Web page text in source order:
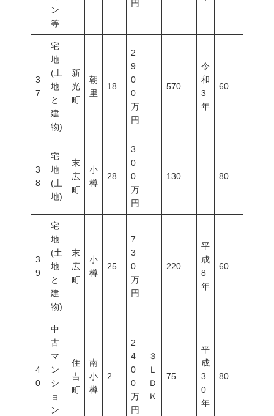
ン
等
円
3
7
宅
地
(土
地
と
建
物)
新
光
町
朝
里
18
2
9
0
0
万
円
570
令
和
3
年
60
3
8
宅
地
(土
地)
末
広
町
小
樽
28
3
0
0
万
円
130 80
3
9
宅
地
(土
地
と
建
物)
末
広
町
小
樽
25
7
3
0
万
円
220
平
成
8
年
60
4
0
中
古
マ
ン
シ
ョ
ン
住
吉
町
南
小
樽
2
2
4
0
0
万
円
３
Ｌ
Ｄ
Ｋ
75
平
成
3
0
年
80